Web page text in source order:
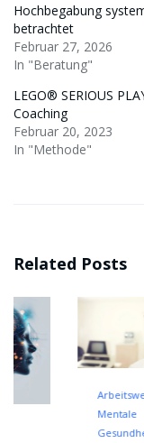
Hochbegabung
betrachtet
Februar 27, 2026
In "Beratung"
LEGO® SERIOUS
Coaching
Februar 20, 2023
In "Methode"
Related Posts